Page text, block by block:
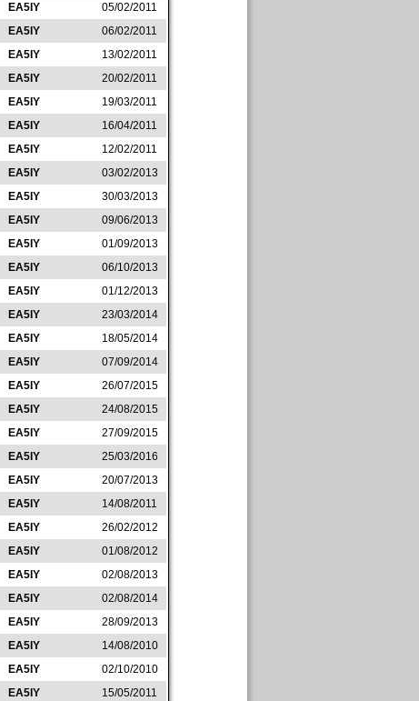
EA5IY
05/02/2011
EA5IY
06/02/2011
EA5IY
13/02/2011
EA5IY
20/02/2011
EA5IY
19/03/2011
EA5IY
16/04/2011
EA5IY
12/02/2011
EA5IY
03/02/2013
EA5IY
30/03/2013
EA5IY
09/06/2013
EA5IY
01/09/2013
EA5IY
06/10/2013
EA5IY
01/12/2013
EA5IY
23/03/2014
EA5IY
18/05/2014
EA5IY
07/09/2014
EA5IY
26/07/2015
EA5IY
24/08/2015
EA5IY
27/09/2015
EA5IY
25/03/2016
EA5IY
20/07/2013
EA5IY
14/08/2011
EA5IY
26/02/2012
EA5IY
01/08/2012
EA5IY
02/08/2013
EA5IY
02/08/2014
EA5IY
28/09/2013
EA5IY
14/08/2010
EA5IY
02/10/2010
EA5IY
15/05/2011